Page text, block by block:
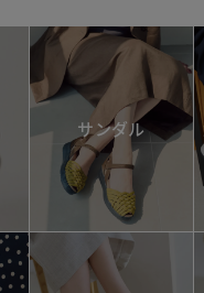
サンダル